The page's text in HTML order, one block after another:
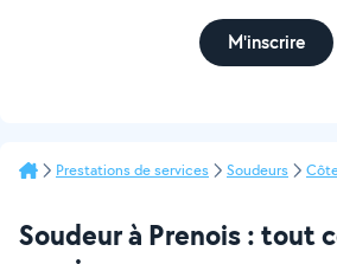
M'inscrire
Prestations de services Soudeurs
Soudeur à Prenois : tout